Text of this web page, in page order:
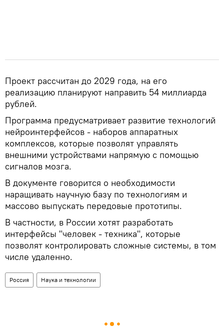
Проект рассчитан до 2029 года, на его
реализацию планируют направить 54 миллиарда
рублей.
Программа предусматривает развитие технологий
нейроинтерфейсов - наборов аппаратных
комплексов, которые позволят управлять
внешними устройствами напрямую с помощью
сигналов мозга.
В документе говорится о необходимости
наращивать научную базу по технологиям и
массово выпускать передовые прототипы.
В частности, в России хотят разработать
интерфейсы "человек - техника", которые
позволят контролировать сложные системы, в том
числе удаленно.
Россия Наука и технологии